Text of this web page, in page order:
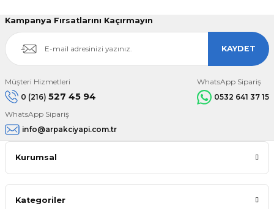
Kampanya Fırsatlarını Kaçırmayın
KAYDET
Müşteri Hizmetleri
0 (216) 527 45 94
WhatsApp Sipariş
0532 641 37 15
WhatsApp Sipariş
info@arpakciyapi.com.tr
Kurumsal
Kategoriler